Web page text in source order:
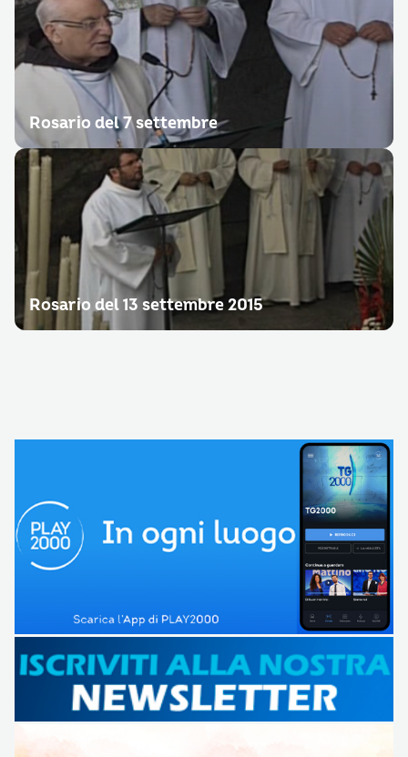
Rosario del 7 settembre
Rosario del 13 settembre 2015